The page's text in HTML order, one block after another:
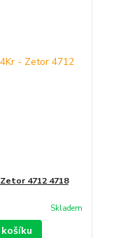
4712 4718
Skladem